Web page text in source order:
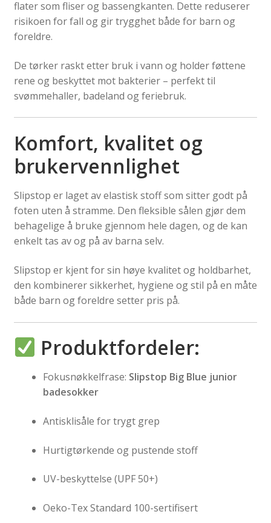
flater som fliser og bassengkanten. Dette reduserer
risikoen for fall og gir trygghet både for barn og
foreldre.
De tørker raskt etter bruk i vann og holder føttene
rene og beskyttet mot bakterier – perfekt til
svømmehaller, badeland og feriebruk.
Komfort, kvalitet og
brukervennlighet
Slipstop er laget av elastisk stoff som sitter godt på
foten uten å stramme. Den fleksible sålen gjør dem
behagelige å bruke gjennom hele dagen, og de kan
enkelt tas av og på av barna selv.
Slipstop er kjent for sin høye kvalitet og holdbarhet,
den kombinerer sikkerhet, hygiene og stil på en måte
både barn og foreldre setter pris på.
Produktfordeler:
Fokusnøkkelfrase: Slipstop Big Blue junior
badesokker
Antisklisåle for trygt grep
Hurtigtørkende og pustende stoff
UV-beskyttelse (UPF 50+)
Oeko-Tex Standard 100-sertifisert